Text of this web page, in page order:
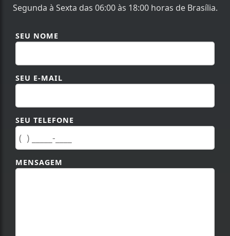
Segunda à Sexta das 06:00 às 18:00 horas de Brasília.
SEU NOME
SEU E-MAIL
SEU TELEFONE
MENSAGEM